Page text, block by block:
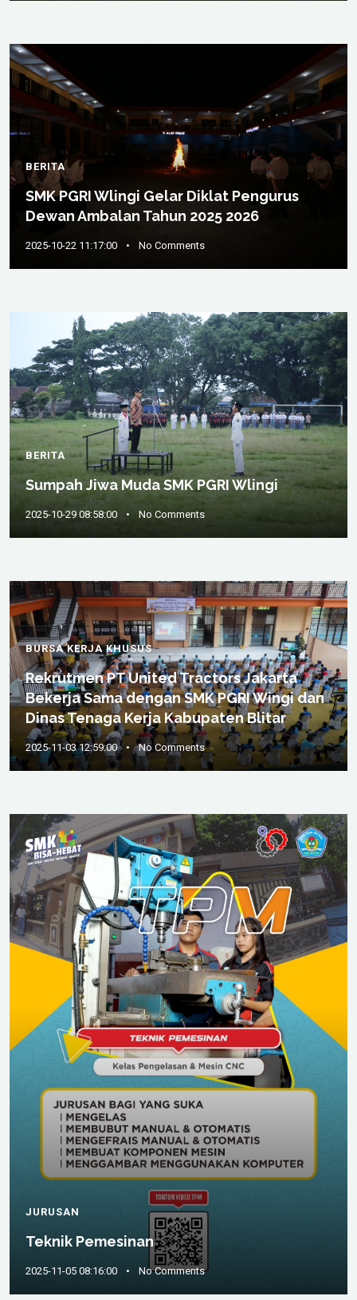
BERITA
SMK PGRI Wlingi Gelar Diklat Pengurus
Dewan Ambalan Tahun 2025 2026
2025-10-22 11:17:00 • No Comments
BERITA
Sumpah Jiwa Muda SMK PGRI Wlingi
2025-10-29 08:58:00 • No Comments
BURSA KERJA KHUSUS
Rekrutmen PT United Tractors Jakarta
Bekerja Sama dengan SMK PGRI Wingi dan
Dinas Tenaga Kerja Kabupaten Blitar
2025-11-03 12:59:00 • No Comments
JURUSAN
Teknik Pemesinan
2025-11-05 08:16:00 • No Comments